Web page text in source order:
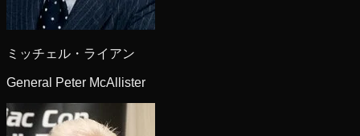
ミッチェル・ライアン
General Peter McAllister